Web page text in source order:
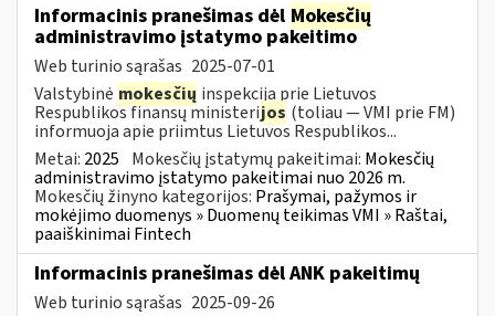
Informacinis pranešimas dėl Mokesčių
administravimo įstatymo pakeitimo
Web turinio sąrašas 2025-07-01
Valstybinė mokesčių inspekcija prie Lietuvos
Respublikos finansų ministerijos (toliau — VMI prie FM)
informuoja apie priimtus Lietuvos Respublikos...
Metai: 2025 Mokesčių įstatymų pakeitimai: Mokesčių
administravimo įstatymo pakeitimai nuo 2026 m.
Mokesčių žinyno kategorijos: Prašymai, pažymos ir
mokėjimo duomenys » Duomenų teikimas VMI » Raštai,
paaiškinimai Fintech
Informacinis pranešimas dėl ANK pakeitimų
Web turinio sąrašas 2025-09-26